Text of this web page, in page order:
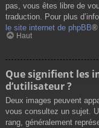
pas, vous êtes libre de
traduction. Pour plus
le site internet de phpBB®
Haut
Que signifient les
d’utilisateur ?
Deux images peuvent
vous consultez un sujet.
rang, généralement